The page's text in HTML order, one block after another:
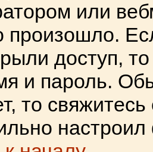
или
произошло.
доступ,
и пароль.
то